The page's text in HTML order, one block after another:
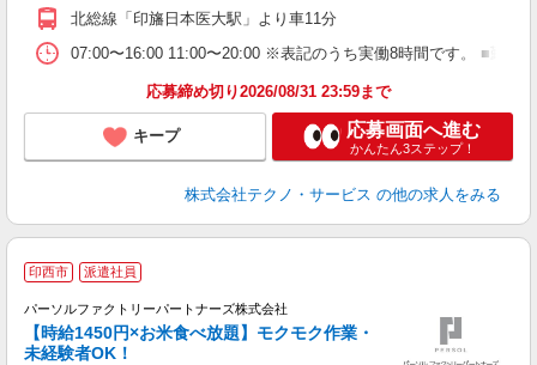
北総線「印旛日本医大駅」より車11分
07:00〜16:00 11:00〜20:00 ※表記のうち実働8時間です。
応募締め切り2026/08/31 23:59まで
キープ 応募画面へ進む
かんたん3ステップ！
株式会社テクノ・サービス の他の求人をみる
印西市 派遣社員
パーソルファクトリーパートナーズ株式会社
【時給1450円×お米食べ放題】モクモク作業・
未経験者OK！